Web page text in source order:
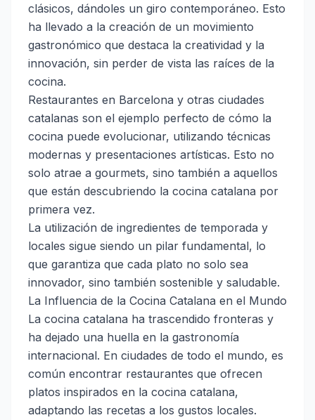
clásicos, dándoles un giro contemporáneo. Esto
ha llevado a la creación de un movimiento
gastronómico que destaca la creatividad y la
innovación, sin perder de vista las raíces de la
cocina.
Restaurantes en Barcelona y otras ciudades
catalanas son el ejemplo perfecto de cómo la
cocina puede evolucionar, utilizando técnicas
modernas y presentaciones artísticas. Esto no
solo atrae a gourmets, sino también a aquellos
que están descubriendo la cocina catalana por
primera vez.
La utilización de ingredientes de temporada y
locales sigue siendo un pilar fundamental, lo
que garantiza que cada plato no solo sea
innovador, sino también sostenible y saludable.
La Influencia de la Cocina Catalana en el Mundo
La cocina catalana ha trascendido fronteras y
ha dejado una huella en la gastronomía
internacional. En ciudades de todo el mundo, es
común encontrar restaurantes que ofrecen
platos inspirados en la cocina catalana,
adaptando las recetas a los gustos locales.